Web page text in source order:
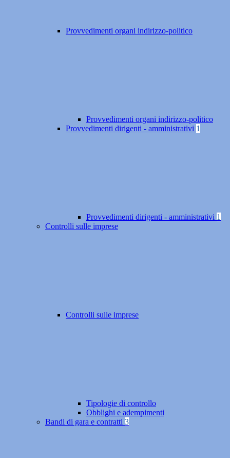
Provvedimenti organi indirizzo-politico
Provvedimenti organi indirizzo-politico
Provvedimenti dirigenti - amministrativi 1
Provvedimenti dirigenti - amministrativi 1
Controlli sulle imprese
Controlli sulle imprese
Tipologie di controllo
Obblighi e adempimenti
Bandi di gara e contratti 3